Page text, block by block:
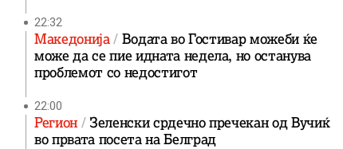
22:32
Македонија Водата во Гостивар можеби ќе
може да се пие идната недела, но останува
проблемот со недостигот
22:00
Регион
Зеленски срдечно пречекан од Вучиќ
во првата посета на Белград